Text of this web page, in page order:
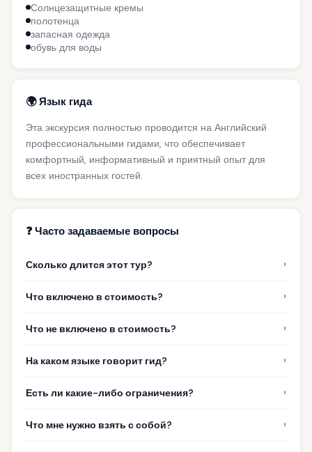
Солнцезащитные кремы
полотенца
запасная одежда
обувь для воды
🌍 Язык гида
Эта экскурсия полностью проводится на Английский
профессиональными гидами, что обеспечивает
комфортный, информативный и приятный опыт для
всех иностранных гостей.
❓ Часто задаваемые вопросы
Сколько длится этот тур? ›
Что включено в стоимость? ›
Что не включено в стоимость? ›
На каком языке говорит гид? ›
Есть ли какие-либо ограничения? ›
Что мне нужно взять с собой? ›